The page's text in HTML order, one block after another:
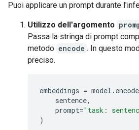
Puoi applicare un prompt durante
Utilizzo dell'argomento
Passa la stringa di prompt
metodo encode . In questo
preciso.
embeddings = model . encode
sentence,
prompt="task:
)